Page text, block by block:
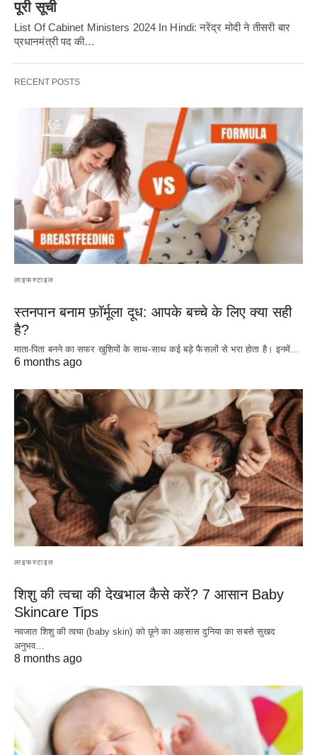
पूरी सूची
List Of Cabinet Ministers 2024 In Hindi: नरेंद्र मोदी ने तीसरी बार
प्रधानमंत्री पद की…
RECENT POSTS
लाइफस्टाइल
स्तनपान बनाम फ़ॉर्मूला दूध: आपके बच्चे के लिए क्या सही
है?
माता-पिता बनने का सफर खुशियों के साथ-साथ कई बड़े फैसलों से भरा होता है। इनमें…
6 months ago
लाइफस्टाइल
शिशु की त्वचा की देखभाल कैसे करें? 7 आसान Baby
Skincare Tips
नवजात शिशु की त्वचा (baby skin) को छूने का अहसास दुनिया का सबसे सुखद
अनुभव…
8 months ago